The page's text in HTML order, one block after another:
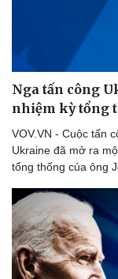
Nga tấn công
nhiệm kỳ tổng
VOV.VN - Cuộc tấn
Ukraine đã mở ra
tổng thống của ông